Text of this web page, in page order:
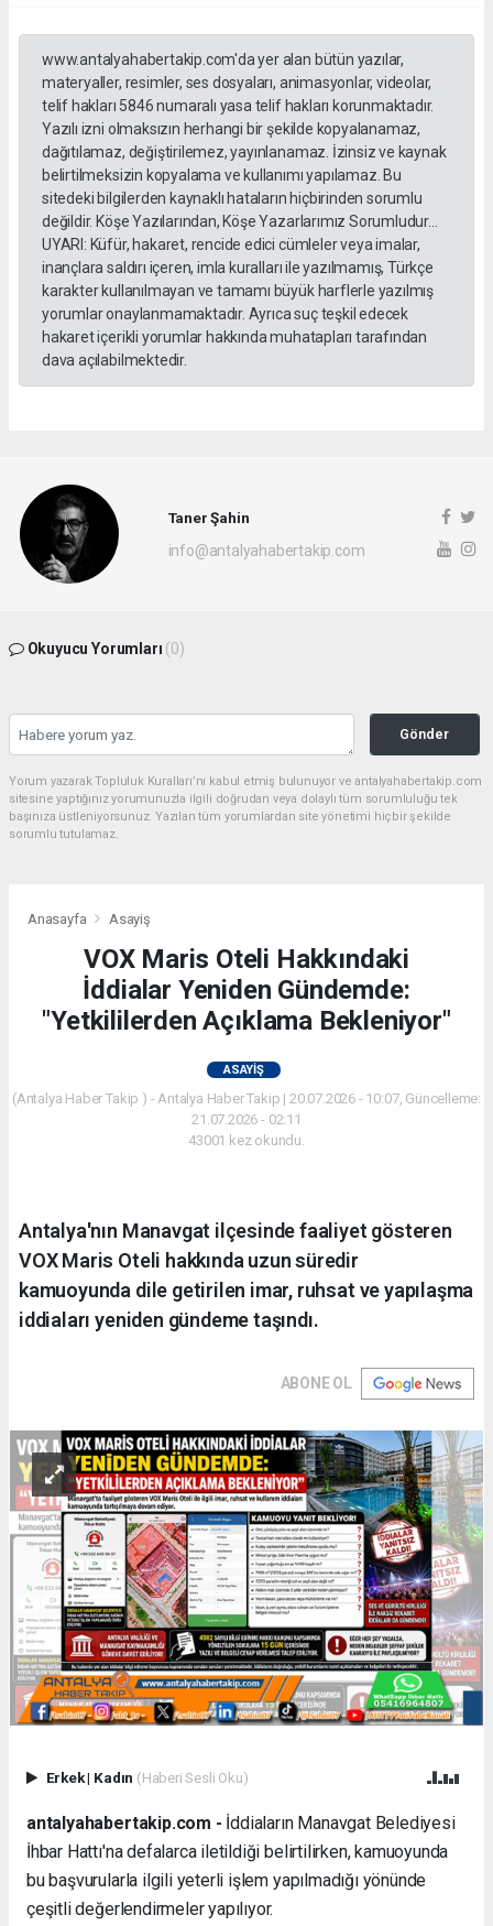
www.antalyahabertakip.com'da yer alan bütün yazılar,
materyaller, resimler, ses dosyaları, animasyonlar, videolar,
telif hakları 5846 numaralı yasa telif hakları korunmaktadır.
Yazılı izni olmaksızın herhangi bir şekilde kopyalanamaz,
dağıtılamaz, değiştirilemez, yayınlanamaz. İzinsiz ve kaynak
belirtilmeksizin kopyalama ve kullanımı yapılamaz. Bu
sitedeki bilgilerden kaynaklı hataların hiçbirinden sorumlu
değildir. Köşe Yazılarından, Köşe Yazarlarımız Sorumludur...
UYARI: Küfür, hakaret, rencide edici cümleler veya imalar,
inançlara saldırı içeren, imla kuralları ile yazılmamış, Türkçe
karakter kullanılmayan ve tamamı büyük harflerle yazılmış
yorumlar onaylanmamaktadır. Ayrıca suç teşkil edecek
hakaret içerikli yorumlar hakkında muhatapları tarafından
dava açılabilmektedir.
Taner Şahin
info@antalyahabertakip.com
Okuyucu Yorumları (0)
Gönder
Yorum yazarak Topluluk Kuralları’nı kabul etmiş bulunuyor ve antalyahabertakip.com
sitesine yaptığınız yorumunuzla ilgili doğrudan veya dolaylı tüm sorumluluğu tek
başınıza üstleniyorsunuz. Yazılan tüm yorumlardan site yönetimi hiçbir şekilde
sorumlu tutulamaz.
Anasayfa Asayiş
VOX Maris Oteli Hakkındaki
İddialar Yeniden Gündemde:
"Yetkililerden Açıklama Bekleniyor"
ASAYIŞ
(Antalya Haber Takip ) - Antalya Haber Takip | 20.07.2026 - 10:07, Güncelleme:
21.07.2026 - 02:11
43001 kez okundu.
Antalya'nın Manavgat ilçesinde faaliyet gösteren
VOX Maris Oteli hakkında uzun süredir
kamuoyunda dile getirilen imar, ruhsat ve yapılaşma
iddiaları yeniden gündeme taşındı.
ABONE OL
Erkek| Kadın (Haberi Sesli Oku)
antalyahabertakip.com - İddiaların Manavgat Belediyesi
İhbar Hattı'na defalarca iletildiği belirtilirken, kamuoyunda
bu başvurularla ilgili yeterli işlem yapılmadığı yönünde
çeşitli değerlendirmeler yapılıyor.